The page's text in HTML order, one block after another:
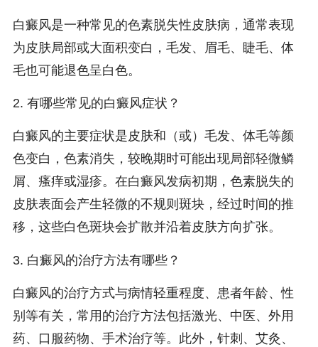
白癜风是一种常见的色素脱失性皮肤病，通常表现
为皮肤局部或大面积变白，毛发、眉毛、睫毛、体
毛也可能退色呈白色。
2. 有哪些常见的白癜风症状？
白癜风的主要症状是皮肤和（或）毛发、体毛等颜
色变白，色素消失，较晚期时可能出现局部轻微鳞
屑、瘙痒或湿疹。在白癜风发病初期，色素脱失的
皮肤表面会产生轻微的不规则斑块，经过时间的推
移，这些白色斑块会扩散并沿着皮肤方向扩张。
3. 白癜风的治疗方法有哪些？
白癜风的治疗方式与病情轻重程度、患者年龄、性
别等有关，常用的治疗方法包括激光、中医、外用
药、口服药物、手术治疗等。此外，针刺、艾灸、